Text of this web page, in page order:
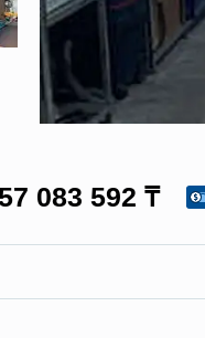
083 592 ₸